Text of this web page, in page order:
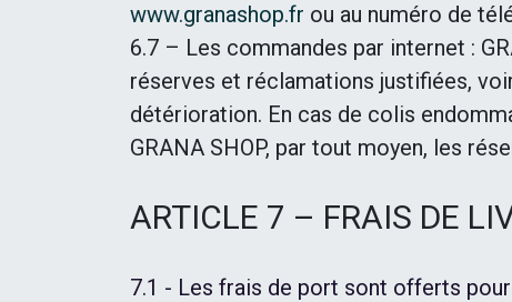
www.granashop.fr ou au numéro de
6.7 – Les commandes par internet :
réserves et réclamations justifiées,
détérioration. En cas de colis
GRANA SHOP, par tout moyen, les
ARTICLE 7 – FRAIS DE
7.1 - Les frais de port sont offerts